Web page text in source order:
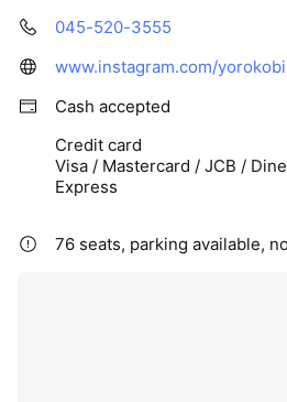
045-520-3555
Cash accepted
Credit card
Visa / Mastercard / JCB /
Express
76 seats, parking available,